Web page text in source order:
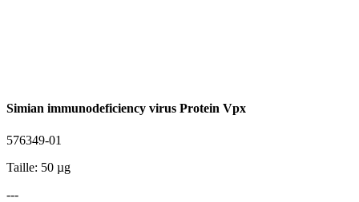
Simian immunodeficiency virus Protein Vpx
576349-01
Taille: 50 µg
---